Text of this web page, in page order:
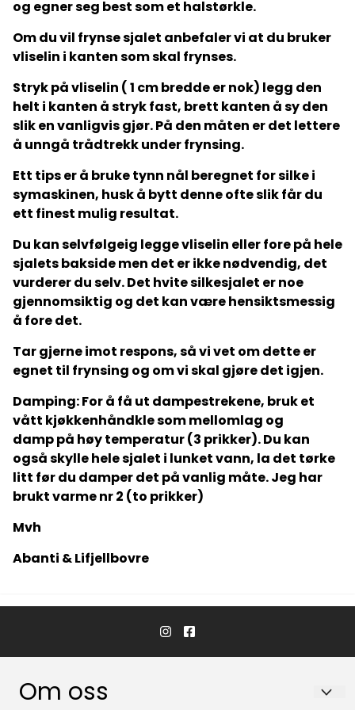
og egner seg best som et halstørkle.
Om du vil frynse sjalet anbefaler vi at du bruker
vliselin i kanten som skal frynses.
Stryk på vliselin ( 1 cm bredde er nok) legg den
helt i kanten å stryk fast, brett kanten å sy den
slik en vanligvis gjør. På den måten er det lettere
å unngå trådtrekk under frynsing.
Ett tips er å bruke tynn nål beregnet for silke i
symaskinen, husk å bytt denne ofte slik får du
ett finest mulig resultat.
Du kan selvfølgeig legge vliselin eller fore på hele
sjalets bakside men det er ikke nødvendig, det
vurderer du selv. Det hvite silkesjalet er noe
gjennomsiktig og det kan være hensiktsmessig
å fore det.
Tar gjerne imot respons, så vi vet om dette er
egnet til frynsing og om vi skal gjøre det igjen.
Damping: For å få ut dampestrekene, bruk et
vått kjøkkenhåndkle som mellomlag og
damp på høy temperatur (3 prikker). Du kan
også skylle hele sjalet i lunket vann, la det tørke
litt før du damper det på vanlig måte. Jeg har
brukt varme nr 2 (to prikker)
Mvh
Abanti & Lifjellbovre
Om oss